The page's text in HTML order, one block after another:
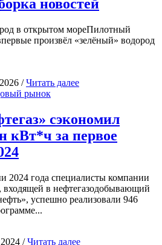
новостей
в открытом мореПилотный
произвёл «зелёный» водород
/Читать далее
рынок
сэкономил
кВт*ч за первое
2024 года специалисты компании
входящей в нефтегазодобывающий
успешно реализовали 946
/Читать далее